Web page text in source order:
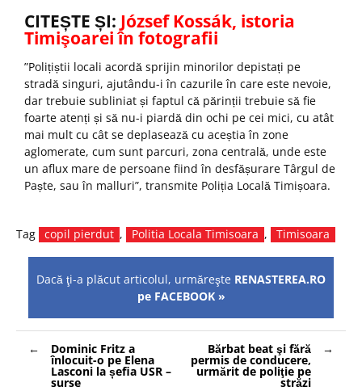
CITEȘTE ȘI: József Kossák, istoria
Timişoarei în fotografii
”Polițiștii locali acordă sprijin minorilor depistați pe
stradă singuri, ajutându-i în cazurile în care este nevoie,
dar trebuie subliniat și faptul că părinții trebuie să fie
foarte atenți și să nu-i piardă din ochi pe cei mici, cu atât
mai mult cu cât se deplasează cu aceștia în zone
aglomerate, cum sunt parcuri, zona centrală, unde este
un aflux mare de persoane fiind în desfășurare Târgul de
Paște, sau în malluri”, transmite Poliția Locală Timișoara.
Tag copil pierdut , Politia Locala Timisoara , Timisoara
Dacă ţi-a plăcut articolul, urmăreşte RENASTEREA.RO
pe FACEBOOK »
Navigare
în
articole
Dominic Fritz a
înlocuit-o pe Elena
Lasconi la șefia USR –
surse
Bărbat beat şi fără
permis de conducere,
urmărit de poliţie pe
străzi